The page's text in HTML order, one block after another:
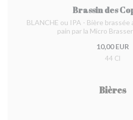
Brassin des
BLANCHE ou IPA - Bière
pain par la Micro
10,00 EUR
44 Cl
Bières